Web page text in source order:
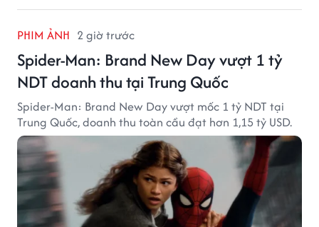
PHIM ẢNH 2 giờ trước
Spider-Man: Brand New Day vượt 1 tỷ
NDT doanh thu tại Trung Quốc
Spider-Man: Brand New Day vượt mốc 1 tỷ NDT tại
Trung Quốc, doanh thu toàn cầu đạt hơn 1,15 tỷ USD.